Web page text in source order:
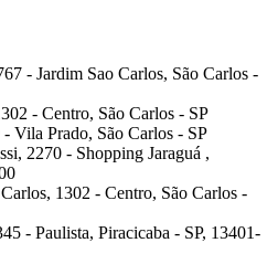
- Jardim Sao Carlos, São Carlos -
- Centro, São Carlos - SP
Vila Prado, São Carlos - SP
2270 - Shopping Jaraguá ,
1302 - Centro, São Carlos -
- Paulista, Piracicaba - SP, 13401-